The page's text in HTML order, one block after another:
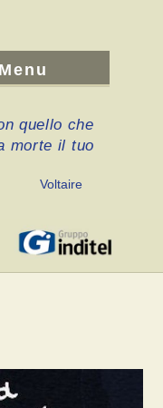
quello che
morte il tuo
Voltaire